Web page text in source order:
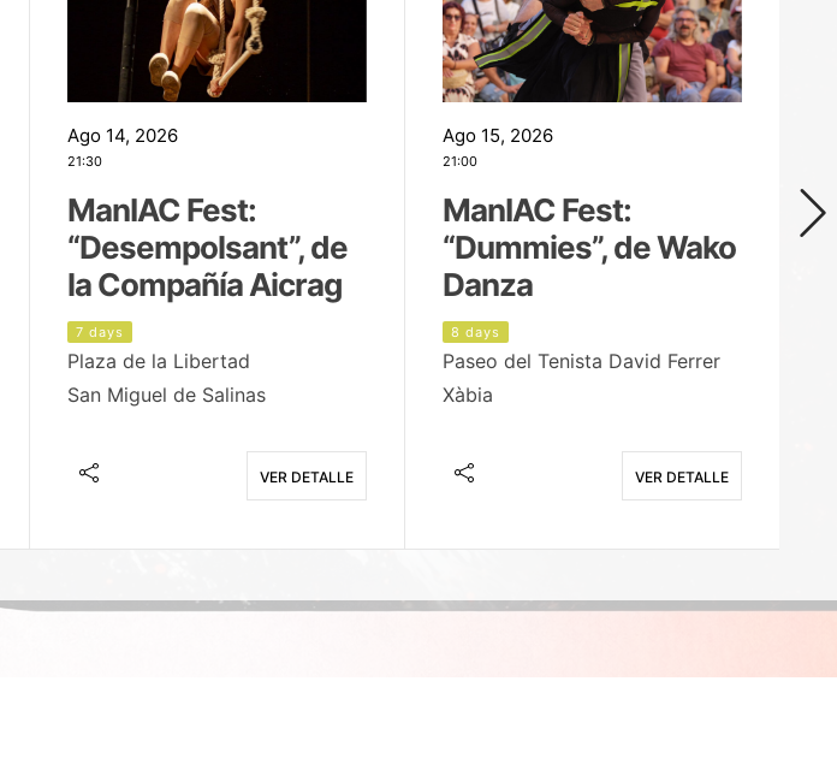
Ago 14, 2026
21:30
ManIAC Fest:
“Desempolsant”, de
la Compañía Aicrag
7 days
Plaza de la Libertad
San Miguel de Salinas
VER DETALLE
Ago 15, 2026
21:00
ManIAC Fest:
“Dummies”, de Wako
Danza
8 days
Paseo del Tenista David Ferrer
Xàbia
VER DETALLE